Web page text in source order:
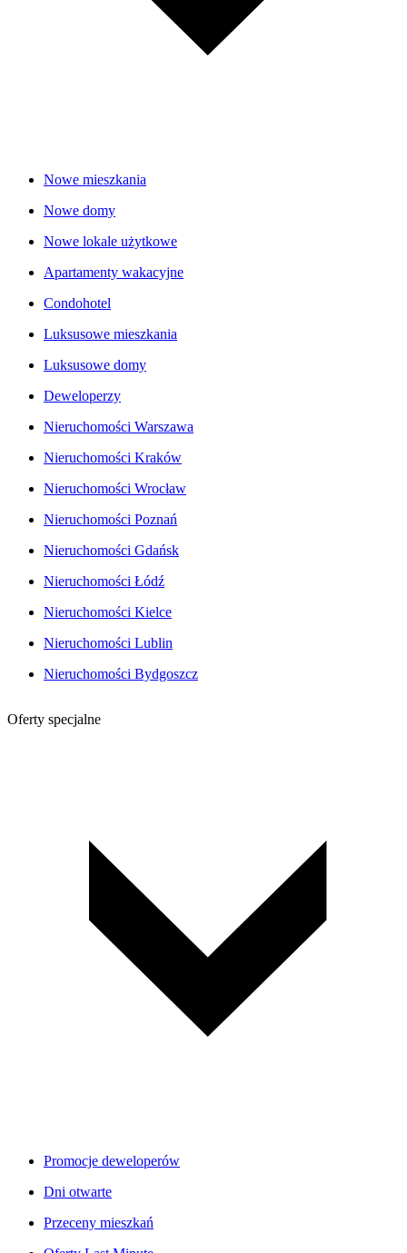
Nowe mieszkania
Nowe domy
Nowe lokale użytkowe
Apartamenty wakacyjne
Condohotel
Luksusowe mieszkania
Luksusowe domy
Deweloperzy
Nieruchomości Warszawa
Nieruchomości Kraków
Nieruchomości Wrocław
Nieruchomości Poznań
Nieruchomości Gdańsk
Nieruchomości Łódź
Nieruchomości Kielce
Nieruchomości Lublin
Nieruchomości Bydgoszcz
Oferty specjalne
Promocje deweloperów
Dni otwarte
Przeceny mieszkań